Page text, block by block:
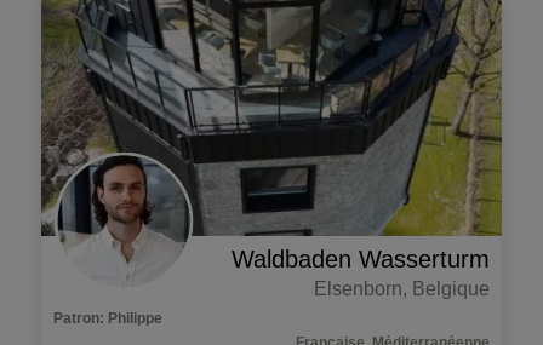
Waldbaden Wasserturm
Elsenborn, Belgique
Patron: Philippe